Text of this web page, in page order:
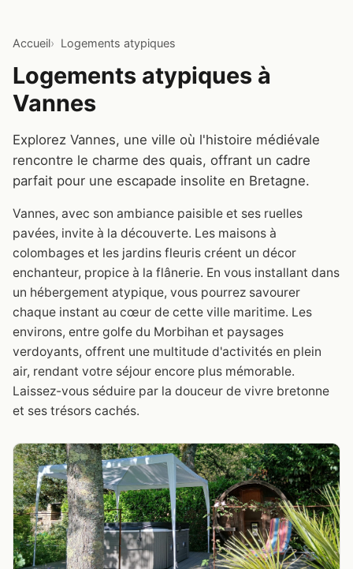
Accueil Logements atypiques
Logements atypiques à
Vannes
Explorez Vannes, une ville où l'histoire médiévale
rencontre le charme des quais, offrant un cadre
parfait pour une escapade insolite en Bretagne.
Vannes, avec son ambiance paisible et ses ruelles
pavées, invite à la découverte. Les maisons à
colombages et les jardins fleuris créent un décor
enchanteur, propice à la flânerie. En vous installant dans
un hébergement atypique, vous pourrez savourer
chaque instant au cœur de cette ville maritime. Les
environs, entre golfe du Morbihan et paysages
verdoyants, offrent une multitude d'activités en plein
air, rendant votre séjour encore plus mémorable.
Laissez-vous séduire par la douceur de vivre bretonne
et ses trésors cachés.